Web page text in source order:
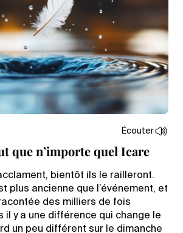
Écouter
que n’importe quel Icare
bientôt ils le railleront.
plus ancienne que l’événement, et
des milliers de fois
il y a une différence qui change le
un peu différent sur le dimanche